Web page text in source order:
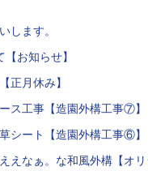
します。
お知らせ】
正月休み】
ス工事【造園外構工事⑦】
シート【造園外構工事⑥】
えなぁ。な和風外構【オリ